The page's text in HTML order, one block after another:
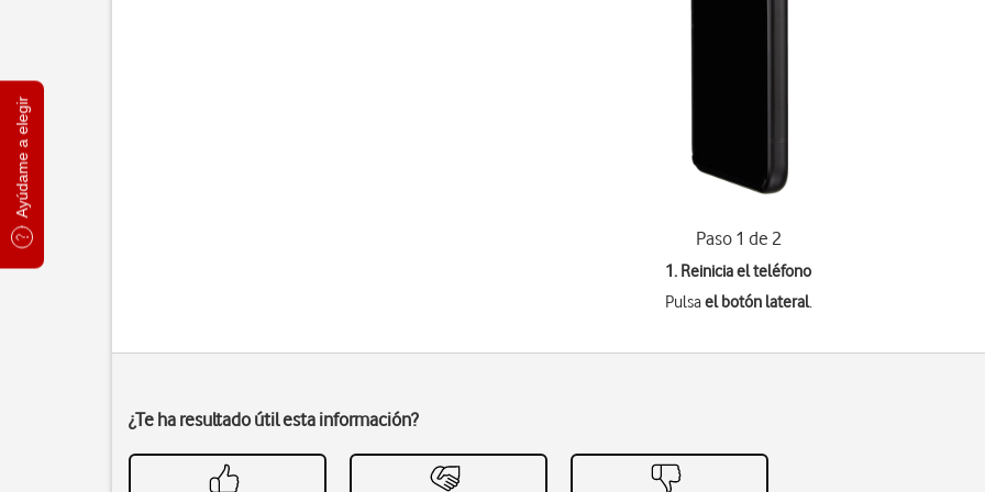
Ayúdame a elegir
Paso 1 de 2
1. Reinicia el teléfono
Pulsael botón lateral.
¿Te ha resultado útil esta información?